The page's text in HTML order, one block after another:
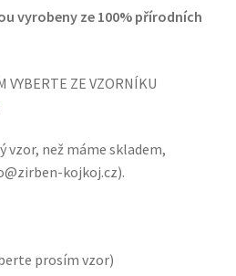
vyrobeny ze 100% přírodních
VYBERTE ZE VZORNÍKU
vzor, než máme skladem,
kojkoj.cz).
prosím vzor)